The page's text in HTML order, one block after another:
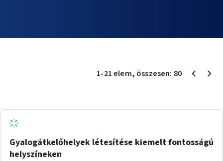
1-21 elem, összesen: 80
Gyalogátkelőhelyek létesítése kiemelt fontosságú
helyszíneken